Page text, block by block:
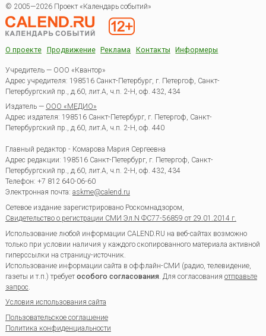
© 2005—2026 Проект «Календарь событий»
О проекте Продвижение Реклама Контакты Информеры
Учредитель — ООО «Квантор»
Адрес учредителя: 198516 Санкт-Петербург, г. Петергоф, Санкт-
Петербургский пр., д.60, лит.А, ч.п. 2-Н, оф. 432, 434
Издатель — ООО «МЕДИО»
Адрес издателя: 198516 Санкт-Петербург, г. Петергоф, Санкт-
Петербургский пр., д.60, лит.А, ч.п. 2-Н, оф. 440
Главный редактор - Комарова Мария Сергеевна
Адрес редакции: 198516 Санкт-Петербург, г. Петергоф, Санкт-
Петербургский пр., д.60, лит.А, ч.п. 2-Н, оф. 432, 434
Телефон: +7 812 640-06-60
Электронная почта: askme@calend.ru
Сетевое издание зарегистрировано Роскомнадзором,
Свидетельство о регистрации СМИ Эл.N ФС77-56859 от 29.01.2014 г.
Использование любой информации CALEND.RU на веб-сайтах возможно
только при условии наличия у каждого скопированного материала активной
гиперссылки на страницу-источник.
Использование информации сайта в оффлайн-СМИ (радио, телевидение,
газеты и т.п.) требуетособого согласования . Для согласования отправьте
запрос
Условия использования сайта
Пользовательское соглашение
Политика конфиденциальности